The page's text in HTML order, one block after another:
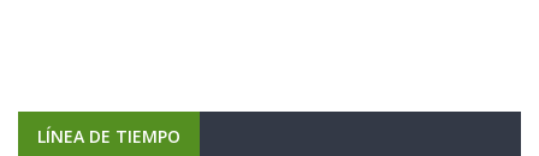
LÍNEA DE TIEMPO